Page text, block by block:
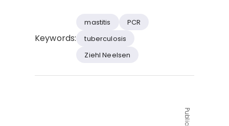
Keywords:
mastitis
PCR
tuberculosis
Ziehl Neelsen